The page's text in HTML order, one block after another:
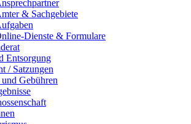
& Sachgebiete
Dienste & Formulare
Entsorgung
/ Satzungen
und Gebühren